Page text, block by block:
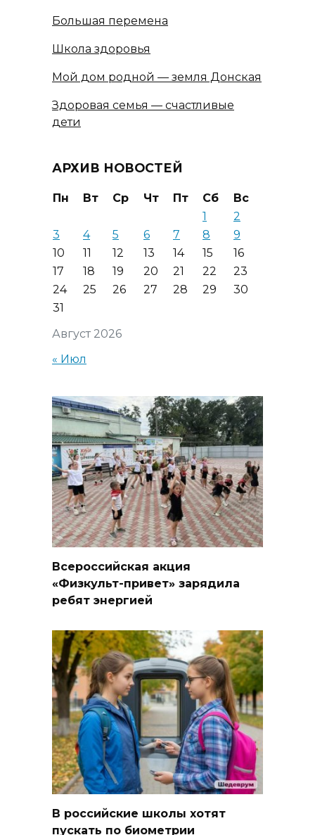
Большая перемена
Школа здоровья
Мой дом родной — земля Донская
Здоровая семья — счастливые
дети
АРХИВ НОВОСТЕЙ
Август 2026
Пн Вт Ср Чт Пт Сб
Вс
1
2
3
4 5 6 7 8
9
10
11 12 13 14 15
16
17
18 19 20 21 22
23
24
25 26 27 28 29
30
31
« Июл
Всероссийская акция
«Физкульт-привет» зарядила
ребят энергией
В российские школы хотят
пускать по биометрии